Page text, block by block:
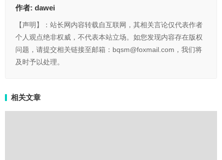
作者: dawei
【声明】：站长网内容转载自互联网，其相关言论仅代表作者
个人观点绝非权威，不代表本站立场。如您发现内容存在版权
问题，请提交相关链接至邮箱：bqsm@foxmail.com，我们将
及时予以处理。
相关文章